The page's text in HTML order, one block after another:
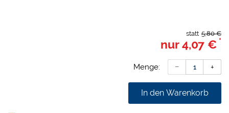
5,80 €
statt
nur4,07 € *
Menge:
In den Warenkorb